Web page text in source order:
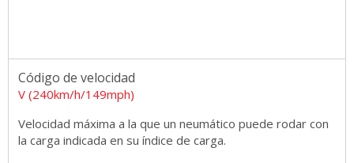
Código de velocidad
V (240km/h/149mph)
Velocidad máxima a la que un neumático puede rodar con
la carga indicada en su índice de carga.